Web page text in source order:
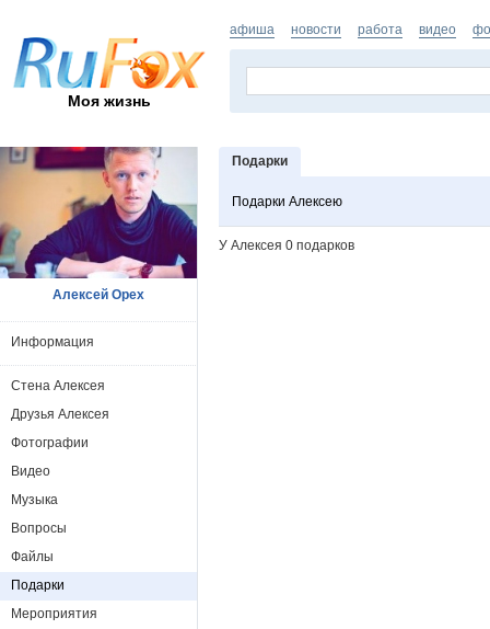
Моя жизнь
афиша новости работа видео
Подарки
Подарки Алексею
У Алексея 0 подарков
Алексей Орех
Информация
Стена Алексея
Друзья Алексея
Фотографии
Видео
Музыка
Вопросы
Файлы
Подарки
Мероприятия